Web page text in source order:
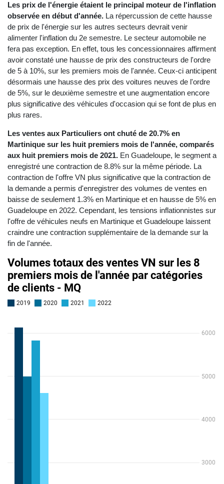
Les prix de l'énergie étaient le principal moteur de l'inflation
observée en début d'année. La répercussion de cette hausse
de prix de l'énergie sur les autres secteurs devrait venir
alimenter l'inflation du 2e semestre. Le secteur automobile ne
fera pas exception. En effet, tous les concessionnaires affirment
avoir constaté une hausse de prix des constructeurs de l'ordre
de 5 à 10%, sur les premiers mois de l'année. Ceux-ci anticipent
désormais une hausse des prix des voitures neuves de l'ordre
de 5%, sur le deuxième semestre et une augmentation encore
plus significative des véhicules d'occasion qui se font de plus en
plus rares.
Les ventes aux Particuliers ont chuté de 20.7% en
Martinique sur les huit premiers mois de l'année, comparés
aux huit premiers mois de 2021. En Guadeloupe, le segment a
enregistré une contraction de 8.8% sur la même période. La
contraction de l'offre VN plus significative que la contraction de
la demande a permis d'enregistrer des volumes de ventes en
baisse de seulement 1.3% en Martinique et en hausse de 5% en
Guadeloupe en 2022. Cependant, les tensions inflationnistes sur
l'offre de véhicules neufs en Martinique et Guadeloupe laissent
craindre une contraction supplémentaire de la demande sur la
fin de l'année.